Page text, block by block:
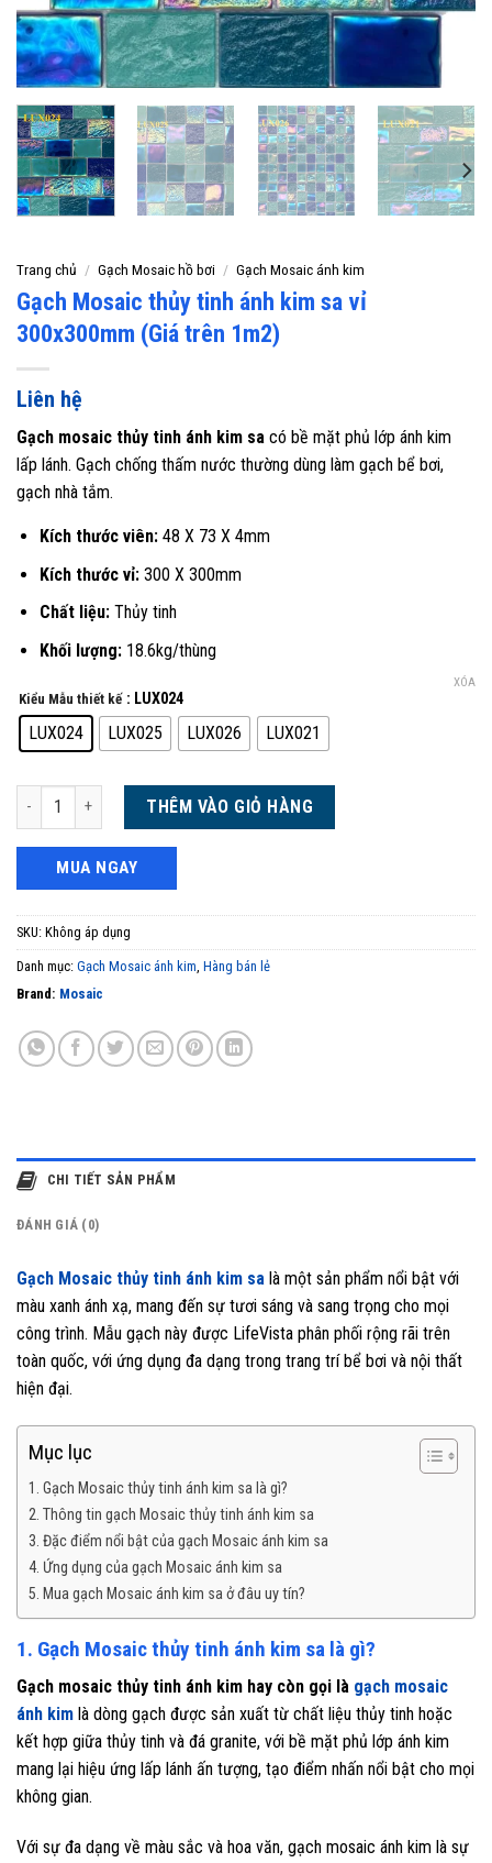
Trang chủ / Gạch Mosaic hồ bơi / Gạch Mosaic ánh kim
Gạch Mosaic thủy tinh ánh kim sa vỉ
300x300mm (Giá trên 1m2)
Liên hệ
Gạch mosaic thủy tinh ánh kim sa có bề mặt phủ lớp ánh kim
lấp lánh. Gạch chống thấm nước thường dùng làm gạch bể bơi,
gạch nhà tắm.
Kích thước viên:48 X 73 X 4mm
Kích thước vỉ:300 X 300mm
Chất liệu: Thủy tinh
Khối lượng:18.6kg/thùng
Kiểu Mẫu thiết kế : LUX024
LUX024 LUX025 LUX026 LUX021
XÓA
Gạch Mosaic thủy tinh ánh kim sa vỉ 300x300mm (Giá trên 1m2) số
THÊM VÀO GIỎ HÀNG
MUA NGAY
SKU: Không áp dụng
Danh mục: Gạch Mosaic ánh kim, Hàng bán lẻ
Brand: Mosaic
CHI TIẾT SẢN PHẨM
ĐÁNH GIÁ (0)
Gạch Mosaic thủy tinh ánh kim sa là một sản phẩm nổi bật với
màu xanh ánh xạ, mang đến sự tươi sáng và sang trọng cho mọi
công trình. Mẫu gạch này được LifeVista phân phối rộng rãi trên
toàn quốc, với ứng dụng đa dạng trong trang trí bể bơi và nội thất
hiện đại.
Mục lục
1. Gạch Mosaic thủy tinh ánh kim sa là gì?
2. Thông tin gạch Mosaic thủy tinh ánh kim sa
3. Đặc điểm nổi bật của gạch Mosaic ánh kim sa
4. Ứng dụng của gạch Mosaic ánh kim sa
5. Mua gạch Mosaic ánh kim sa ở đâu uy tín?
1. Gạch Mosaic thủy tinh ánh kim sa là gì?
Gạch mosaic thủy tinh ánh kim hay còn gọi là gạch mosaic
ánh kim là dòng gạch được sản xuất từ chất liệu thủy tinh hoặc
kết hợp giữa thủy tinh và đá granite, với bề mặt phủ lớp ánh kim
mang lại hiệu ứng lấp lánh ấn tượng, tạo điểm nhấn nổi bật cho mọi
không gian.
Với sự đa dạng về màu sắc và hoa văn, gạch mosaic ánh kim là sự